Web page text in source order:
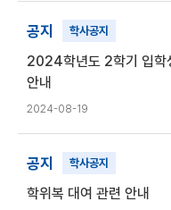
공지 학사공지
2024학년도 2학기 입학
안내
2024-08-19
공지 학사공지
학위복 대여 관련 안내